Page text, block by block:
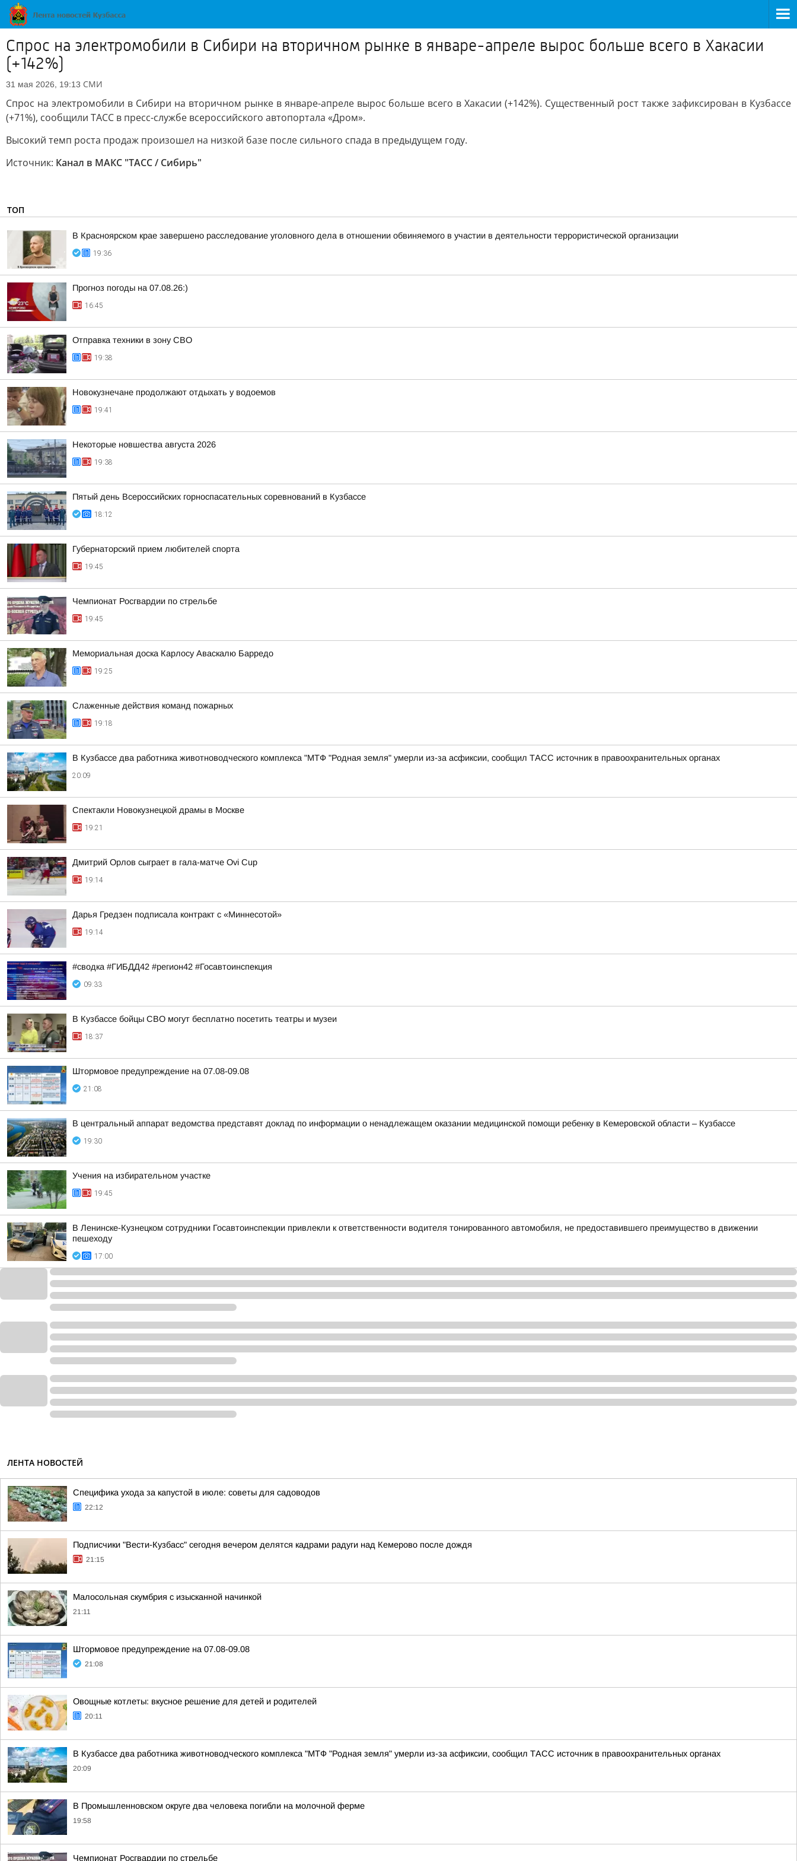
Спрос на электромобили в Сибири на вторичном рынке в январе-апреле вырос больше всего в Хакасии
(+142%)
31 мая 2026, 19:13 СМИ
Спрос на электромобили в Сибири на вторичном рынке в январе-апреле вырос больше всего в Хакасии (+142%). Существенный рост также зафиксирован в Кузбассе
(+71%), сообщили ТАСС в пресс-службе всероссийского автопортала «Дром».
Высокий темп роста продаж произошел на низкой базе после сильного спада в предыдущем году.
Источник: Канал в МАКС "ТАСС / Сибирь"
ТОП
В Красноярском крае завершено расследование уголовного дела в отношении обвиняемого в участии в деятельности террористической организации
19:36
Прогноз погоды на 07.08.26:)
16:45
Отправка техники в зону СВО
19:38
Новокузнечане продолжают отдыхать у водоемов
19:41
Некоторые новшества августа 2026
19:38
Пятый день Всероссийских горноспасательных соревнований в Кузбассе
18:12
Губернаторский прием любителей спорта
19:45
Чемпионат Росгвардии по стрельбе
19:45
Мемориальная доска Карлосу Аваскалю Барредо
19:25
Слаженные действия команд пожарных
19:18
В Кузбассе два работника животноводческого комплекса "МТФ "Родная земля" умерли из-за асфиксии, сообщил ТАСС источник в правоохранительных органах
20:09
Спектакли Новокузнецкой драмы в Москве
19:21
Дмитрий Орлов сыграет в гала-матче Ovi Cup
19:14
Дарья Гредзен подписала контракт с «Миннесотой»
19:14
#сводка #ГИБДД42 #регион42 #Госавтоинспекция
09:33
В Кузбассе бойцы СВО могут бесплатно посетить театры и музеи
18:37
Штормовое предупреждение на 07.08-09.08
21:08
В центральный аппарат ведомства представят доклад по информации о ненадлежащем оказании медицинской помощи ребенку в Кемеровской области – Кузбассе
19:30
Учения на избирательном участке
19:45
В Ленинске-Кузнецком сотрудники Госавтоинспекции привлекли к ответственности водителя тонированного автомобиля, не предоставившего преимущество в движении
пешеходу
17:00
ЛЕНТА НОВОСТЕЙ
Специфика ухода за капустой в июле: советы для садоводов
22:12
Подписчики "Вести-Кузбасс" сегодня вечером делятся кадрами радуги над Кемерово после дождя
21:15
Малосольная скумбрия с изысканной начинкой
21:11
Штормовое предупреждение на 07.08-09.08
21:08
Овощные котлеты: вкусное решение для детей и родителей
20:11
В Кузбассе два работника животноводческого комплекса "МТФ "Родная земля" умерли из-за асфиксии, сообщил ТАСС источник в правоохранительных органах
20:09
В Промышленновском округе два человека погибли на молочной ферме
19:58
Чемпионат Росгвардии по стрельбе